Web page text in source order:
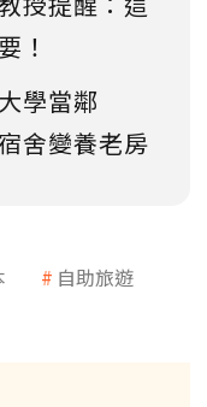
！
學當鄰
舍變養老房
自助旅遊